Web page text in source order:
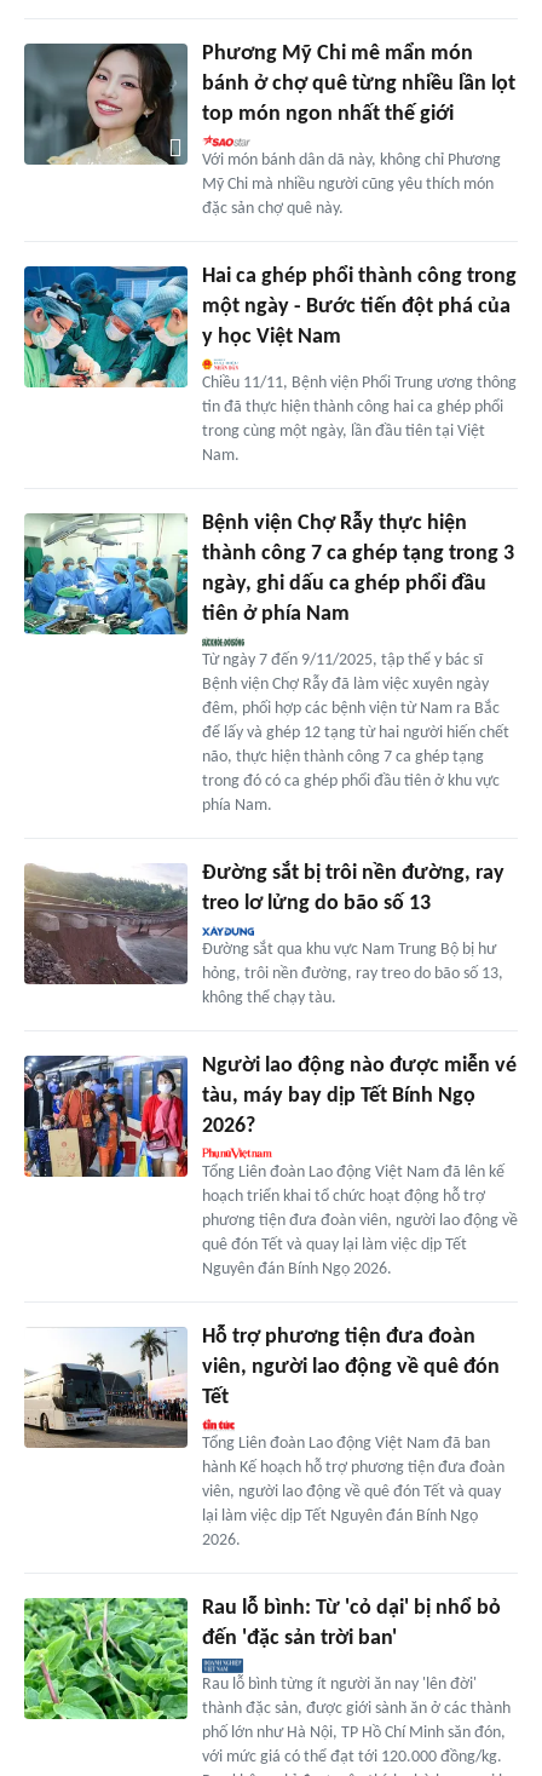
Phương Mỹ Chi mê mẩn món
bánh ở chợ quê từng nhiều lần lọt
top món ngon nhất thế giới
Với món bánh dân dã này, không chỉ Phương
Mỹ Chi mà nhiều người cũng yêu thích món
đặc sản chợ quê này.
Hai ca ghép phổi thành công trong
một ngày - Bước tiến đột phá của
y học Việt Nam
Chiều 11/11, Bệnh viện Phổi Trung ương thông
tin đã thực hiện thành công hai ca ghép phổi
trong cùng một ngày, lần đầu tiên tại Việt
Nam.
Bệnh viện Chợ Rẫy thực hiện
thành công 7 ca ghép tạng trong 3
ngày, ghi dấu ca ghép phổi đầu
tiên ở phía Nam
Từ ngày 7 đến 9/11/2025, tập thể y bác sĩ
Bệnh viện Chợ Rẫy đã làm việc xuyên ngày
đêm, phối hợp các bệnh viện từ Nam ra Bắc
để lấy và ghép 12 tạng từ hai người hiến chết
não, thực hiện thành công 7 ca ghép tạng
trong đó có ca ghép phổi đầu tiên ở khu vực
phía Nam.
Đường sắt bị trôi nền đường, ray
treo lơ lửng do bão số 13
Đường sắt qua khu vực Nam Trung Bộ bị hư
hỏng, trôi nền đường, ray treo do bão số 13,
không thể chạy tàu.
Người lao động nào được miễn vé
tàu, máy bay dịp Tết Bính Ngọ
2026?
Tổng Liên đoàn Lao động Việt Nam đã lên kế
hoạch triển khai tổ chức hoạt động hỗ trợ
phương tiện đưa đoàn viên, người lao động về
quê đón Tết và quay lại làm việc dịp Tết
Nguyên đán Bính Ngọ 2026.
Hỗ trợ phương tiện đưa đoàn
viên, người lao động về quê đón
Tết
Tổng Liên đoàn Lao động Việt Nam đã ban
hành Kế hoạch hỗ trợ phương tiện đưa đoàn
viên, người lao động về quê đón Tết và quay
lại làm việc dịp Tết Nguyên đán Bính Ngọ
2026.
Rau lỗ bình: Từ 'cỏ dại' bị nhổ bỏ
đến 'đặc sản trời ban'
Rau lỗ bình từng ít người ăn nay 'lên đời'
thành đặc sản, được giới sành ăn ở các thành
phố lớn như Hà Nội, TP Hồ Chí Minh săn đón,
với mức giá có thể đạt tới 120.000 đồng/kg.